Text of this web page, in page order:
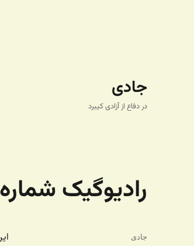
جادی
در دفاع از آزادی کیبرد
رادیوگیک شماره ۸۲ – خطر ماهی ها
نویسنده
جادی